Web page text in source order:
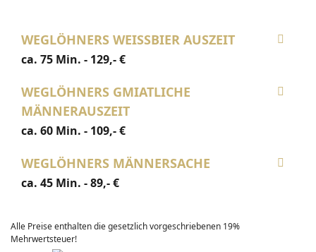
Übersicht
Tagungsräume
Tagungspakete
Anfrage
WEGLÖHNERS WEISSBIER AUSZEIT
ca. 75 Min. - 129,- €
WEGLÖHNERS GMIATLICHE
MÄNNERAUSZEIT
ca. 60 Min. - 109,- €
WEGLÖHNERS MÄNNERSACHE
ca. 45 Min. - 89,- €
Alle Preise enthalten die gesetzlich vorgeschriebenen 19%
Mehrwertsteuer!